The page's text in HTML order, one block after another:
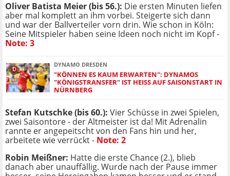
Oliver Batista Meier (bis 56.): Die ersten Minuten liefen
aber mal komplett an ihm vorbei. Steigerte sich dann
und war der Ballverteiler vorn drin. Wie schon in Köln:
Seine Mitspieler haben seine Ideen noch nicht im Kopf -
Note: 3
DYNAMO DRESDEN
"KÖNNEN ES KAUM ERWARTEN": DYNAMOS
"KÖNIGSTRANSFER" IST HEISS AUF SAISONSTART IN N
ÜRNBERG
Stefan Kutschke (bis 60.): Vier Schüsse in zwei Spielen,
zwei Saisontore - der Altmeister ist da! Mit Adrenalin
rannte er angepeitscht von den Fans hin und her,
arbeitete wie verrückt - Note: 2
Robin Meißner: Hatte die erste Chance (2.), blieb
danach aber unauffällig. Wurde nach der Pause immer